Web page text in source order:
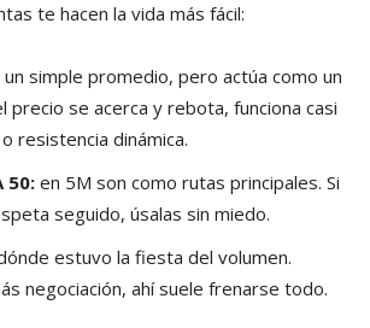
te hacen la vida más fácil:
simple promedio, pero actúa como un
precio se acerca y rebota, funciona casi
resistencia dinámica.
50: en 5M son como rutas principales. Si
seguido, úsalas sin miedo.
estuvo la fiesta del volumen.
negociación, ahí suele frenarse todo.